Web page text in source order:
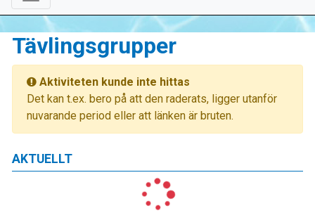
AKTUELLT
Tävlingsgrupper
Aktiviteten kunde inte hittas
Det kan t.ex. bero på att den raderats, ligger utanför
nuvarande period eller att länken är bruten.